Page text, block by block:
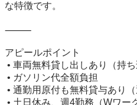
な特徴です。
⸻
アピールポイント